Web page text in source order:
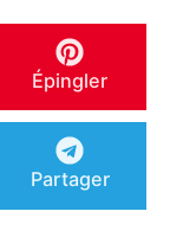
Épingler
Partager